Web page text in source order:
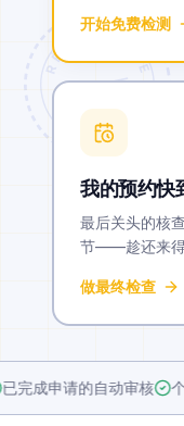
RÉPUBLIQUE
ENTRÉE
开始免费检测
我的预约快
最后关头的核
节——趁还来得
做最终检查
请的自动审核 个性化支